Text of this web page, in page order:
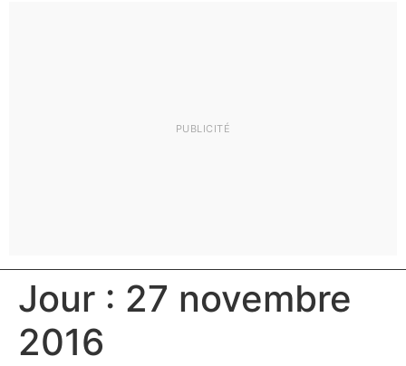
Jour : 27 novembre
2016